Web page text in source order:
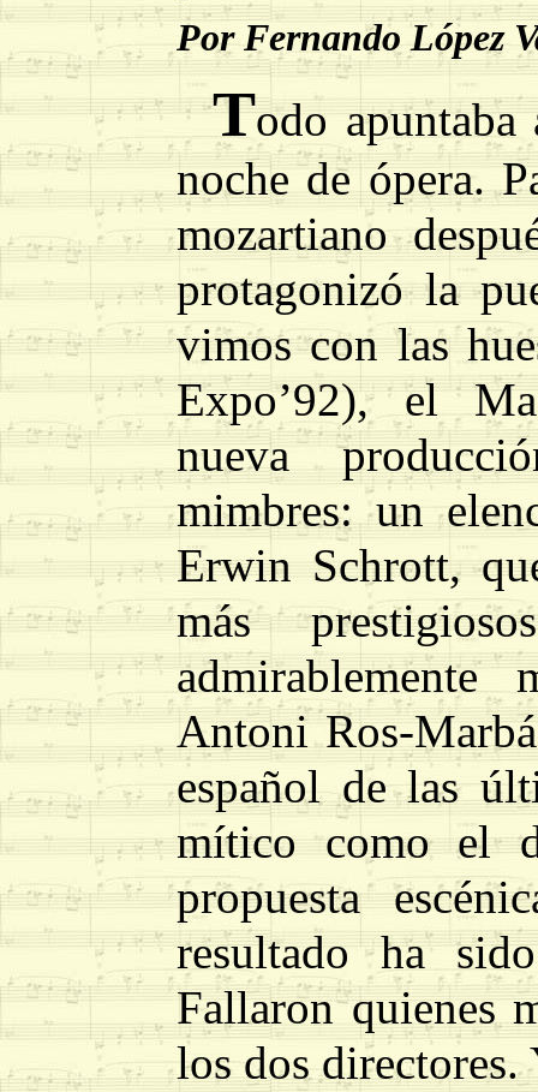
Por Fernando López
Todo
noche de ópera.
mozartiano
protagonizó la
vimos con las
Expo’92), el
nueva
mimbres: un
Erwin Schrott,
más
Antoni Ros-
español de las
mítico como el
propuesta
resultado ha
Fallaron quienes
los dos